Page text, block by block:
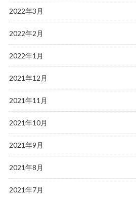
2022年3月
2022年2月
2022年1月
2021年12月
2021年11月
2021年10月
2021年9月
2021年8月
2021年7月